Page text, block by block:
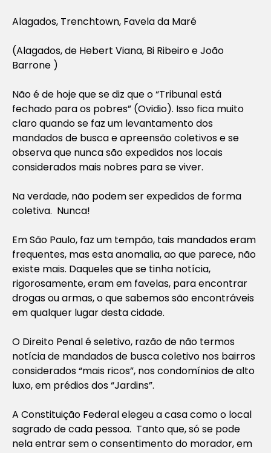
Alagados, Trenchtown, Favela da Maré
(Alagados, de Hebert Viana, Bi Ribeiro e João
Barrone )
Não é de hoje que se diz que o “Tribunal está
fechado para os pobres” (Ovidio). Isso fica muito
claro quando se faz um levantamento dos
mandados de busca e apreensão coletivos e se
observa que nunca são expedidos nos locais
considerados mais nobres para se viver.
Na verdade, não podem ser expedidos de forma
coletiva. Nunca!
Em São Paulo, faz um tempão, tais mandados eram
frequentes, mas esta anomalia, ao que parece, não
existe mais. Daqueles que se tinha notícia,
rigorosamente, eram em favelas, para encontrar
drogas ou armas, o que sabemos são encontráveis
em qualquer lugar desta cidade.
O Direito Penal é seletivo, razão de não termos
notícia de mandados de busca coletivo nos bairros
considerados “mais ricos”, nos condomínios de alto
luxo, em prédios dos “Jardins”.
A Constituição Federal elegeu a casa como o local
sagrado de cada pessoa. Tanto que, só se pode
nela entrar sem o consentimento do morador, em